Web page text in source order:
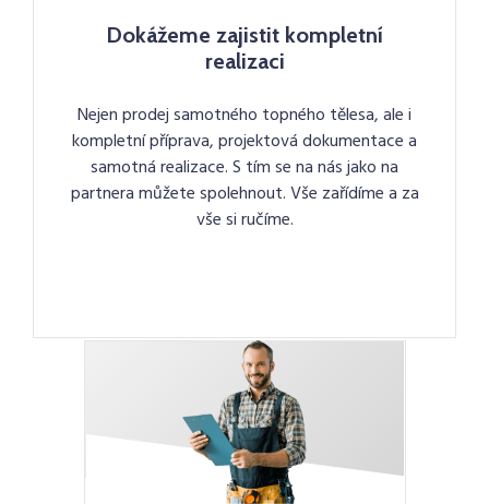
Dokážeme zajistit kompletní
realizaci
Nejen prodej samotného topného tělesa, ale i
kompletní příprava, projektová dokumentace a
samotná realizace. S tím se na nás jako na
partnera můžete spolehnout. Vše zařídíme a za
vše si ručíme.